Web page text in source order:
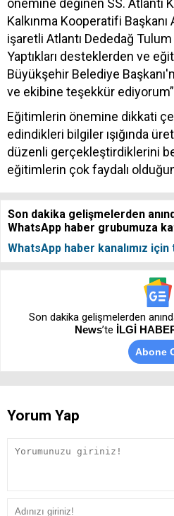
önemine değinen SS. Atlantı
Kalkınma Kooperatifi
işaretli Atlantı Dededağ
Yaptıkları desteklerden ve
Büyükşehir Belediye
ve ekibine teşekkür
Eğitimlerin önemine dikkati
edindikleri bilgiler ışığında
düzenli gerçekleştirdiklerini
eğitimlerin çok faydalı
Son dakika gelişmelerden
WhatsApp haber grubumuza
WhatsApp haber kanalımız için
Son dakika gelişmelerden
News’te İLGİ
Abone
Yorum Yap